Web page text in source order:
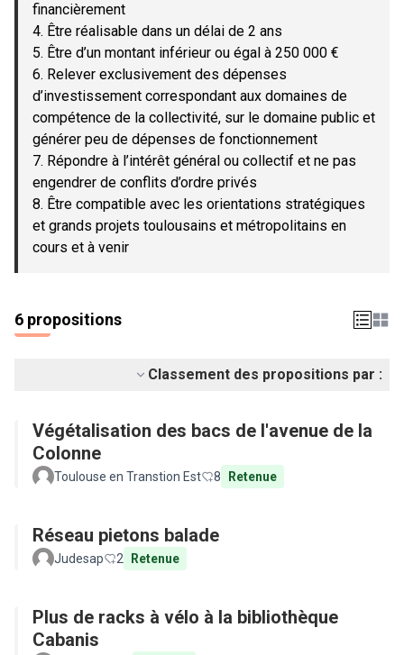
financièrement
4. Être réalisable dans un délai de 2 ans
5. Être d’un montant inférieur ou égal à 250 000 €
6. Relever exclusivement des dépenses
d’investissement correspondant aux domaines de
compétence de la collectivité, sur le domaine public et
générer peu de dépenses de fonctionnement
7. Répondre à l’intérêt général ou collectif et ne pas
engendrer de conflits d’ordre privés
8. Être compatible avec les orientations stratégiques
et grands projets toulousains et métropolitains en
cours et à venir
6 propositions
Classement des propositions par :
Végétalisation des bacs de l'avenue de la
Colonne
Toulouse en Transtion Est 8 Retenue
Réseau pietons balade
Judesap 2 Retenue
Plus de racks à vélo à la bibliothèque
Cabanis